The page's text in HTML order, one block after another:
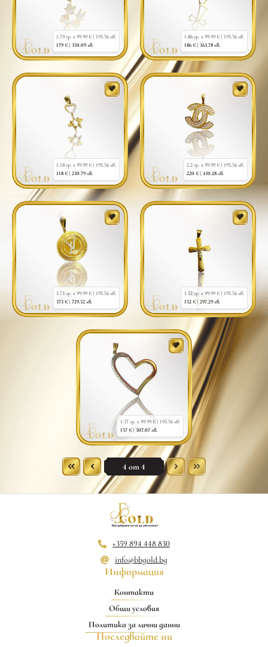
1.79 гр. x 99.99 € | 195.56 лв.
179 € | 350.09 лв.
1.86 гр. x 99.99 € | 195.56 лв.
186 € | 363.78 лв.
1.18 гр. x 99.99 € | 195.56 лв.
118 € | 230.79 лв.
2.2 гр. x 99.99 € | 195.56 лв.
220 € | 430.28 лв.
3.73 гр. x 99.99 € | 195.56 лв.
373 € | 729.52 лв.
1.52 гр. x 99.99 € | 195.56 лв.
152 € | 297.29 лв.
1.57 гр. x 99.99 € | 195.56 лв.
157 € | 307.07 лв.
4 от 4
+359 894 448 830
info@bbgold.bg
Информация
Контакти
Общи условия
Политика за лични данни
Последвайте ни